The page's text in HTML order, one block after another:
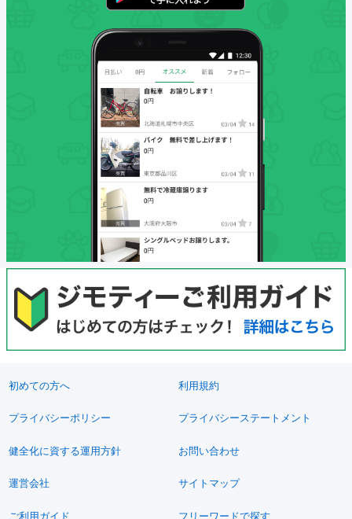
初めての方へ 利用規約
プライバシーポリシー プライバシーステートメント
健全化に資する運用方針 お問い合わせ
運営会社 サイトマップ
ご利用ガイド フリーワードで探す